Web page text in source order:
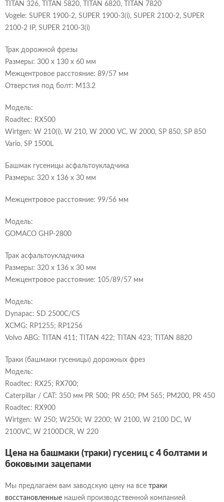
TITAN 326, TITAN 5820, TITAN 6820, TITAN 7820
Vogele: SUPER 1900-2, SUPER 1900-3(i), SUPER 2100-2, SUPER
2100-2 IP, SUPER 2100-3(i)
Трак дорожной фрезы
Размеры: 300 x 130 x 60 мм
Межцентровое расстояние: 89/57 мм
Отверстия под болт: М13.2
Модель:
Roadtec: RX500
Wirtgen: W 210(i), W 210, W 2000 VC, W 2000, SP 850, SP 850
Vario, SP 1500L
Башмак гусеницы асфальтоукладчика
Размеры: 320 x 136 x 30 мм
Межцентровое расстояние: 99/56 мм
Модель:
GOMACO GHP-2800
Трак асфальтоукладчика
Размеры: 320 x 136 x 30 мм
Межцентровое расстояние: 105/89/57 мм
Модель:
Dynapac: SD 2500C/CS
XCMG: RP1255; RP1256
Volvo ABG: TITAN 411; TITAN 422; TITAN 423; TITAN 8820
Траки (башмаки гусеницы) дорожных фрез
Модель:
Roadtec: RX25; RX700;
Caterpillar / CAT: 350 мм PR 500; PR 650; PM 565; PM200, PR 450
Roadtec: RX900
Wirtgen: W 250; W250i; W 2200; W 2100, W 2100 DC, W
2100VC, W 2100DCR, W 220
Цена на башмаки (траки) гусениц с 4 болтами и
боковыми зацепами
Мы предлагаем вам заводскую цену на все траки
восстановленные нашей производственной компанией